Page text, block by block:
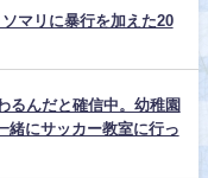
マリに暴行を加えた20
るんだと確信中。幼稚園
緒にサッカー教室に行っ